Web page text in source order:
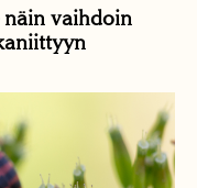
näin vaihdoin